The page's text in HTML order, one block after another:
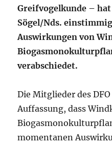
Greifvogelkunde –
Sögel/Nds.
Auswirkungen von
verabschiedet.
Die Mitglieder des
Auffassung, dass
momentanen